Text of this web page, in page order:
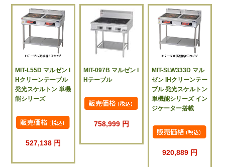
MIT-L55D マルゼン I
Hクリーンテーブル
発光スケルトン 単機
能シリーズ
527,138 円
MIT-097B マルゼン I
Hテーブル
758,999 円
MIT-SLW333D マル
ゼン IHクリーンテー
ブル 発光スケルトン
単機能シリーズ イン
ジケーター搭載
920,889 円